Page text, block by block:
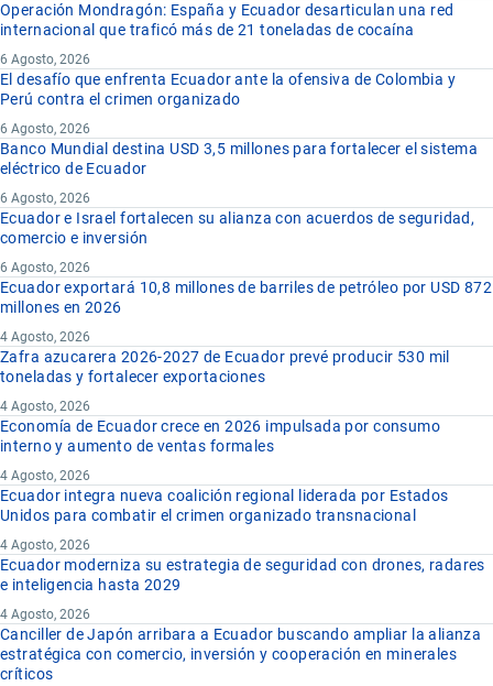
Operación Mondragón: España y Ecuador desarticulan una red
internacional que traficó más de 21 toneladas de cocaína
6 Agosto, 2026
El desafío que enfrenta Ecuador ante la ofensiva de Colombia y
Perú contra el crimen organizado
6 Agosto, 2026
Banco Mundial destina USD 3,5 millones para fortalecer el sistema
eléctrico de Ecuador
6 Agosto, 2026
Ecuador e Israel fortalecen su alianza con acuerdos de seguridad,
comercio e inversión
6 Agosto, 2026
Ecuador exportará 10,8 millones de barriles de petróleo por USD 872
millones en 2026
4 Agosto, 2026
Zafra azucarera 2026-2027 de Ecuador prevé producir 530 mil
toneladas y fortalecer exportaciones
4 Agosto, 2026
Economía de Ecuador crece en 2026 impulsada por consumo
interno y aumento de ventas formales
4 Agosto, 2026
Ecuador integra nueva coalición regional liderada por Estados
Unidos para combatir el crimen organizado transnacional
4 Agosto, 2026
Ecuador moderniza su estrategia de seguridad con drones, radares
e inteligencia hasta 2029
4 Agosto, 2026
Canciller de Japón arribara a Ecuador buscando ampliar la alianza
estratégica con comercio, inversión y cooperación en minerales
críticos